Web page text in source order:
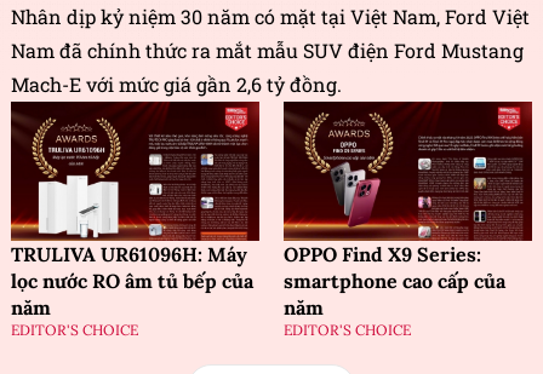
Nhân dịp kỷ niệm 30 năm có mặt tại Việt Nam, Ford Việt
Nam đã chính thức ra mắt mẫu SUV điện Ford Mustang
Mach-E với mức giá gần 2,6 tỷ đồng.
TRULIVA UR61096H: Máy
lọc nước RO âm tủ bếp của
năm
EDITOR'S CHOICE
OPPO Find X9 Series:
smartphone cao cấp của
năm
EDITOR'S CHOICE